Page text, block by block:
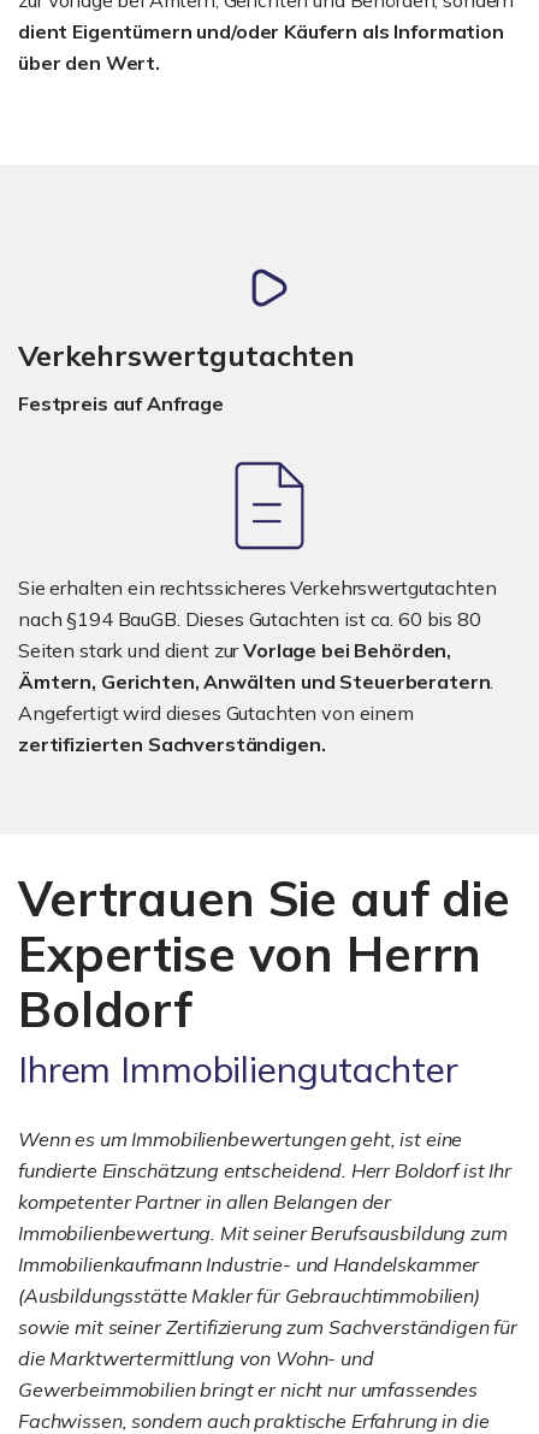
dient Eigentümern und/oder Käufern als Information
über den Wert.
Verkehrswertgutachten
Festpreis auf Anfrage
Sie erhalten ein rechtssicheres Verkehrswertgutachten
nach §194 BauGB. Dieses Gutachten ist ca. 60 bis 80
Seiten stark und dient zurVorlage bei Behörden,
Ämtern, Gerichten, Anwälten und Steuerberatern
Angefertigt wird dieses Gutachten von einem
zertifizierten Sachverständigen.
Vertrauen Sie auf die
Expertise von Herrn
Boldorf
Ihrem Immobiliengutachter
Wenn es um Immobilienbewertungen geht, ist eine
fundierte Einschätzung entscheidend. Herr Boldorf ist Ihr
kompetenter Partner in allen Belangen der
Immobilienbewertung. Mit seiner Berufsausbildung zum
Immobilienkaufmann Industrie- und Handelskammer
(Ausbildungsstätte Makler für Gebrauchtimmobilien)
sowie mit seiner Zertifizierung zum Sachverständigen für
die Marktwertermittlung von Wohn- und
Gewerbeimmobilien bringt er nicht nur umfassendes
Fachwissen, sondern auch praktische Erfahrung in die